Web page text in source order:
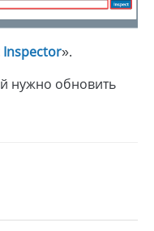
Inspector».
нужно обновить